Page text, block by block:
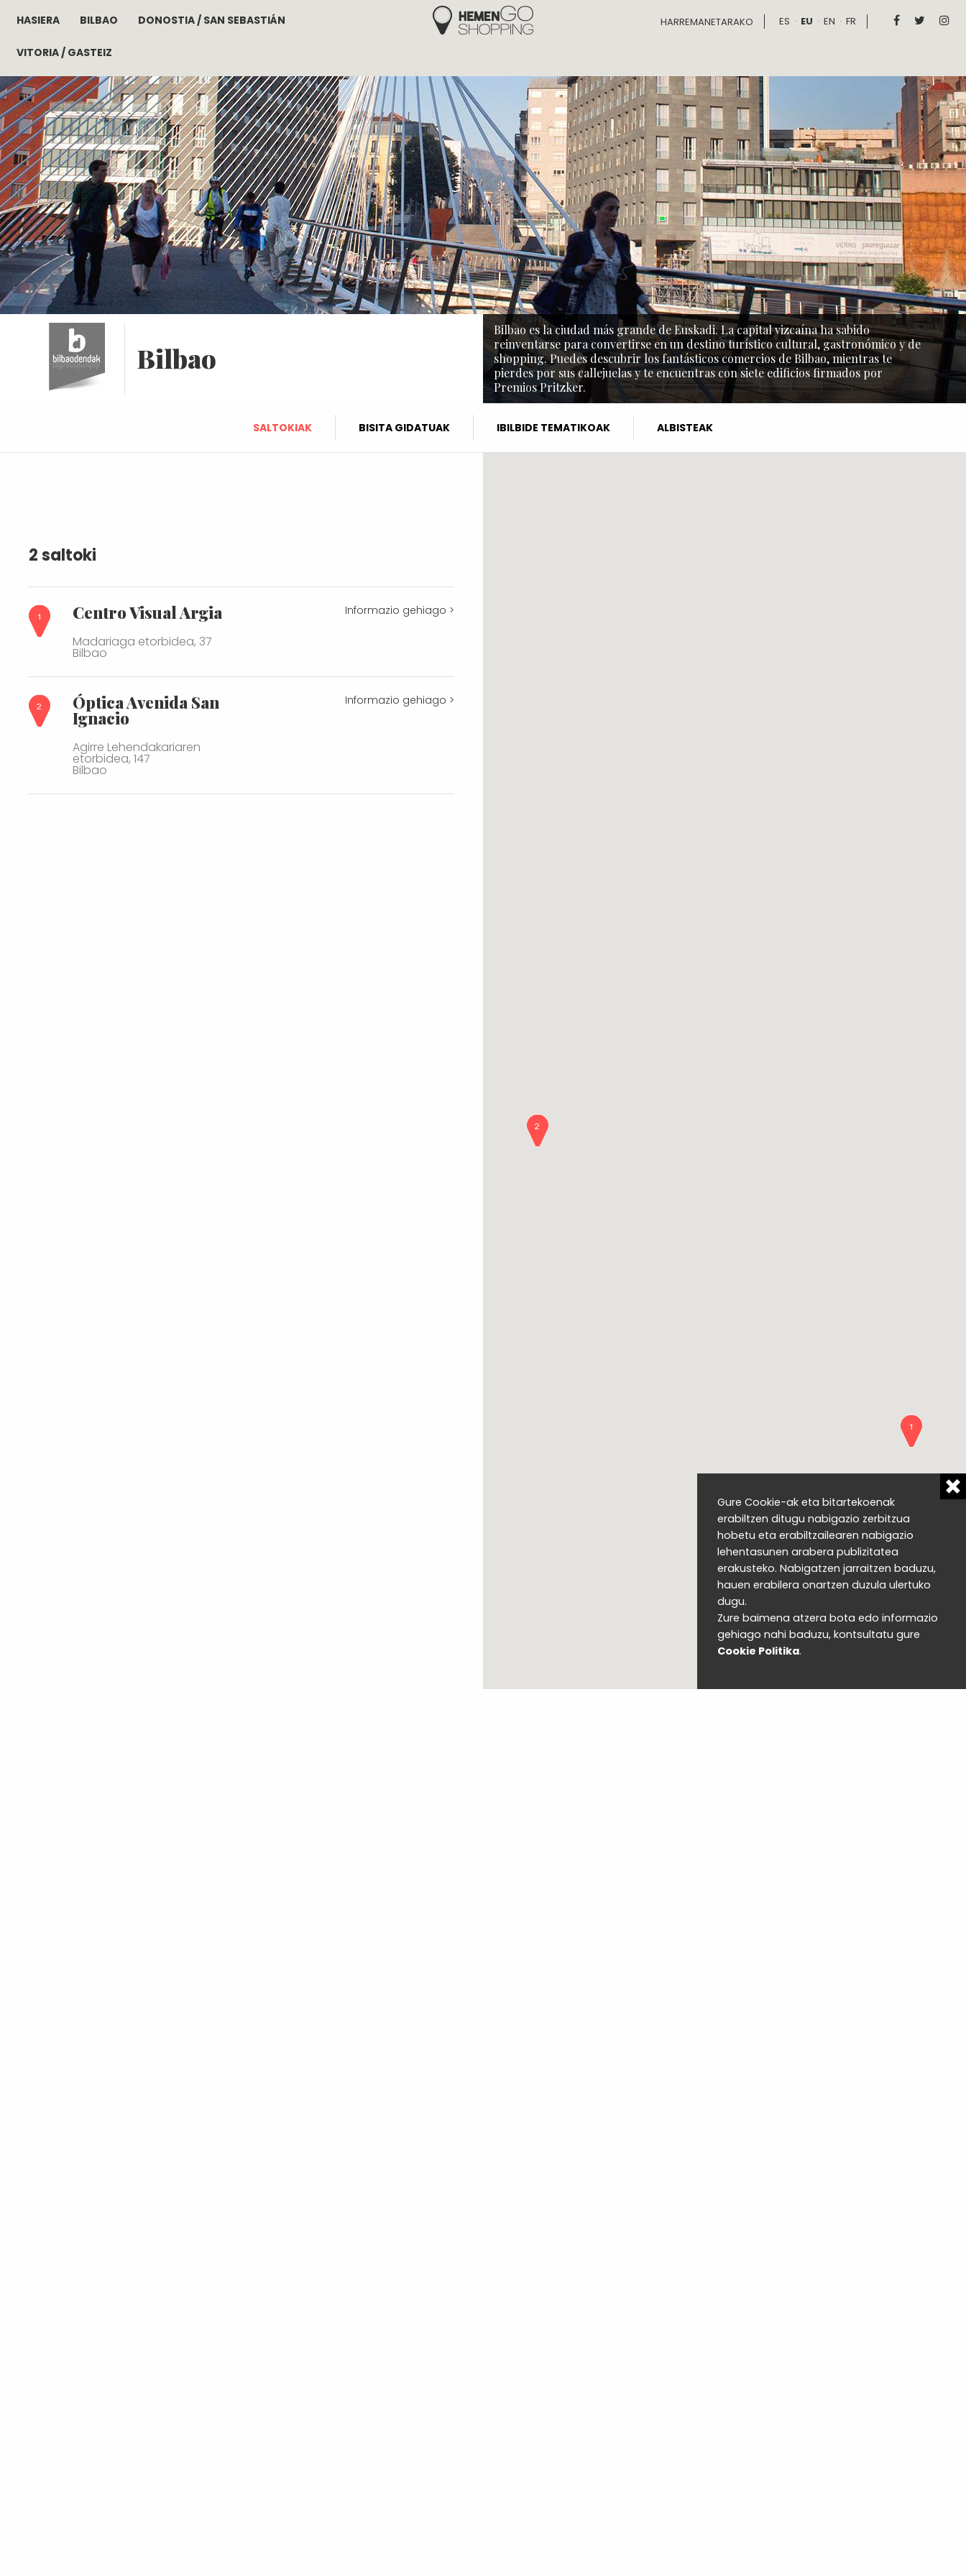
Skip to main content
HASIERA BILBAO DONOSTIA / SAN SEBASTIÁN
VITORIA / GASTEIZ
Hemengo Shopping
HARREMANETARAKO ES EU EN FR   
Bilbao
Bilbao es la ciudad más grande de Euskadi. La capital vizcaína ha sabido
reinventarse para convertirse en un destino turístico cultural, gastronómico y de
shopping. Puedes descubrir los fantásticos comercios de Bilbao, mientras te
pierdes por sus callejuelas y te encuentras con siete edificios firmados por
Premios Pritzker.
SALTOKIAK BISITA GIDATUAK IBILBIDE TEMATIKOAK ALBISTEAK
2 saltoki
Centro Visual Argia
Madariaga etorbidea, 37
Bilbao
Informazio gehiago >
Óptica Avenida San
Ignacio
Agirre Lehendakariaren
etorbidea, 147
Bilbao
Informazio gehiago >
Gure Cookie-ak eta bitartekoenak
erabiltzen ditugu nabigazio zerbitzua
hobetu eta erabiltzailearen nabigazio
lehentasunen arabera publizitatea
erakusteko. Nabigatzen jarraitzen baduzu,
hauen erabilera onartzen duzula ulertuko
dugu.
Zure baimena atzera bota edo informazio
gehiago nahi baduzu, kontsultatu gure
Cookie Politika.